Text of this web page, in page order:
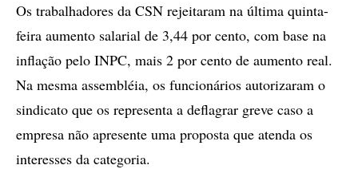
Os trabalhadores da CSN rejeitaram na última quinta-
feira aumento salarial de 3,44 por cento, com base na
inflação pelo INPC, mais 2 por cento de aumento real.
Na mesma assembléia, os funcionários autorizaram o
sindicato que os representa a deflagrar greve caso a
empresa não apresente uma proposta que atenda os
interesses da categoria.